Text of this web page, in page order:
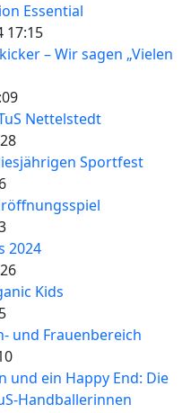
Essential
17:15
– Wir sagen „Vielen
Nettelstedt
Sportfest
2024
Kids
und Frauenbereich
und ein Happy End: Die
Handballerinnen